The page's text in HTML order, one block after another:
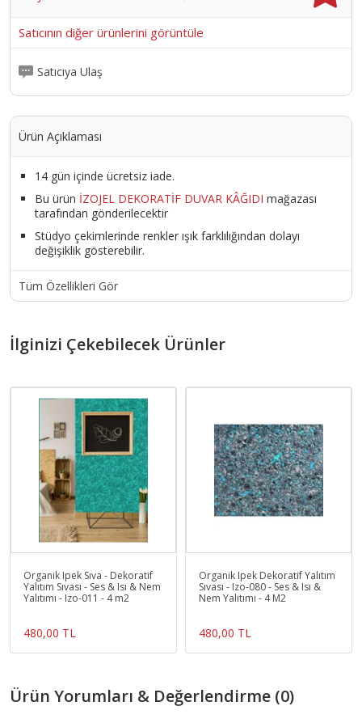
UYGULAMA ESNASINDA MALAYI 5 DERECE AÇI İLE TUTMANIZ İŞİNİZİ
KAPLANABİLİR. YÜZEYE UYGULANAN ÜRÜN 12 İLE 24 SAAT
Ürün Kodu : 10556-LUXİZO-010
Satıcının diğer ürünlerini görüntüle
Satıcıya Ulaş
Ürün Açıklaması
14 gün içinde ücretsiz iade.
Bu ürün İZOJEL DEKORATİF DUVAR KÂĞIDI mağazası
tarafından gönderilecektir
Stüdyo çekimlerinde renkler ışık farklılığından dolayı
değişiklik gösterebilir.
Tüm Özellikleri Gör
İlginizi Çekebilecek Ürünler
Organik Ipek Sıva - Dekoratif
Yalıtım Sıvası - Ses & Isı & Nem
Yalıtımı - Izo-011 - 4 m2
480,00 TL
Organik Ipek Dekoratif Yalıtım
Sıvası - Izo-080 - Ses & Isı &
Nem Yalıtımı - 4 M2
480,00 TL
Ürün Yorumları & Değerlendirme (0)